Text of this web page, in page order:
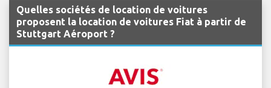
Quelles sociétés de location de voitures
proposent la location de voitures Fiat à partir de
Stuttgart Aéroport ?